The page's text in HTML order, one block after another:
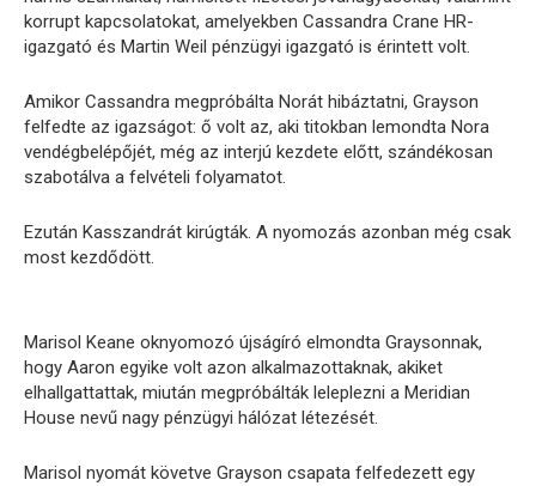
korrupt kapcsolatokat, amelyekben Cassandra Crane HR-
igazgató és Martin Weil pénzügyi igazgató is érintett volt.
Amikor Cassandra megpróbálta Norát hibáztatni, Grayson
felfedte az igazságot: ő volt az, aki titokban lemondta Nora
vendégbelépőjét, még az interjú kezdete előtt, szándékosan
szabotálva a felvételi folyamatot.
Ezután Kasszandrát kirúgták. A nyomozás azonban még csak
most kezdődött.
Marisol Keane oknyomozó újságíró elmondta Graysonnak,
hogy Aaron egyike volt azon alkalmazottaknak, akiket
elhallgattattak, miután megpróbálták leleplezni a Meridian
House nevű nagy pénzügyi hálózat létezését.
Marisol nyomát követve Grayson csapata felfedezett egy